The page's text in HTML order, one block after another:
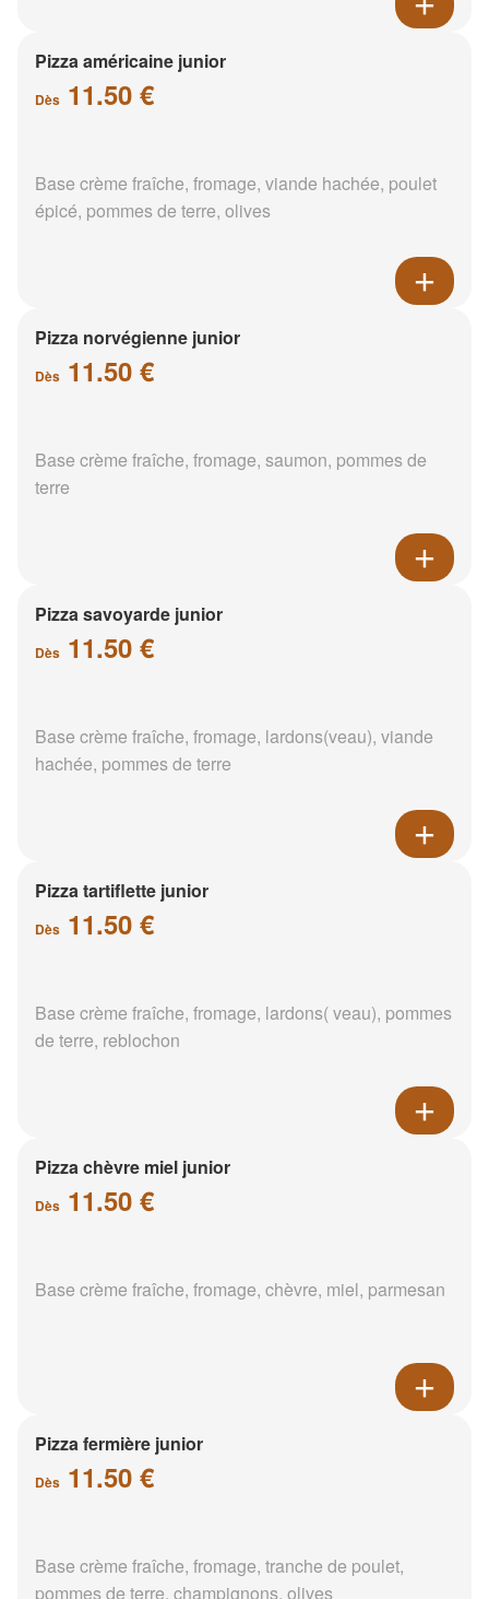
Pizza américaine junior
Dès 11.50 €
Base crème fraîche, fromage, viande hachée, poulet
épicé, pommes de terre, olives
Pizza norvégienne junior
Dès 11.50 €
Base crème fraîche, fromage, saumon, pommes de
terre
Pizza savoyarde junior
Dès 11.50 €
Base crème fraîche, fromage, lardons(veau), viande
hachée, pommes de terre
Pizza tartiflette junior
Dès 11.50 €
Base crème fraîche, fromage, lardons( veau), pommes
de terre, reblochon
Pizza chèvre miel junior
Dès 11.50 €
Base crème fraîche, fromage, chèvre, miel, parmesan
Pizza fermière junior
Dès 11.50 €
Base crème fraîche, fromage, tranche de poulet,
pommes de terre, champignons, olives